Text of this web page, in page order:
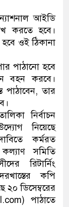
দুইজনকে
আইডি
করতে হবে।
হবে ওই ঠিকানা
পাঠানো হবে
বহন করবে।
পাঠাবেন, তার
নির্বাচন
নিয়েছে
কর্মরত
সমিতি
রিটার্নিং
কপি
২০ ডিসেম্বরের
পাঠাতে